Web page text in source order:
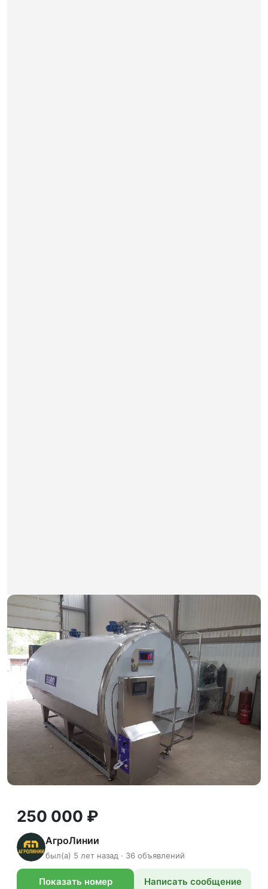
250 000 ₽
АгроЛинии
был(а) 5 лет назад · 36 объявлений
Показать номер Написать сообщение